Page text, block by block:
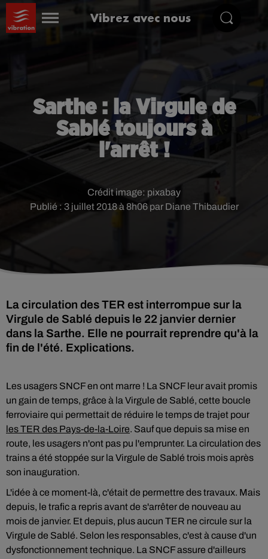
Vibrez avec nous
Sarthe : la Virgule de
Sablé toujours à
l'arrêt !
Publié : 3 juillet 2018 à 8h06 par Diane Thibaudier
Crédit image: pixabay
La circulation des TER est interrompue sur la
Virgule de Sablé depuis le 22 janvier dernier
dans la Sarthe. Elle ne pourrait reprendre qu'à la
fin de l'été. Explications.
Les usagers SNCF en ont marre ! La SNCF leur avait promis
un gain de temps, grâce à la Virgule de Sablé, cette boucle
ferroviaire qui permettait de réduire le temps de trajet pour
les TER des Pays-de-la-Loire. Sauf que depuis sa mise en
route, les usagers n'ont pas pu l'emprunter. La circulation des
trains a été stoppée sur la Virgule de Sablé trois mois après
son inauguration.
L'idée à ce moment-là, c'était de permettre des travaux. Mais
depuis, le trafic a repris avant de s'arrêter de nouveau au
mois de janvier. Et depuis, plus aucun TER ne circule sur la
Virgule de Sablé. Selon les responsables, c'est à cause d'un
dysfonctionnement technique. La SNCF assure d'ailleurs